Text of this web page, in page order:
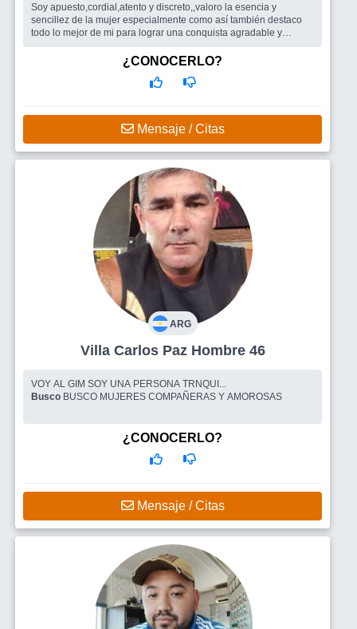
Soy apuesto,cordial,atento y discreto,,valoro la esencia y
sencillez de la mujer especialmente como así también destaco
todo lo mejor de mi para lograr una conquista agradable y
Me agradaría encontrar una mujer agradable sencilla y
honesta de grandes cualidades y talla grande de cebos!!
¿CONOCERLO?
Mensaje / Citas
ARG
Villa Carlos Paz Hombre 46
VOY AL GIM SOY UNA PERSONA TRNQUI...
Busco BUSCO MUJERES COMPAÑERAS Y AMOROSAS
¿CONOCERLO?
Mensaje / Citas